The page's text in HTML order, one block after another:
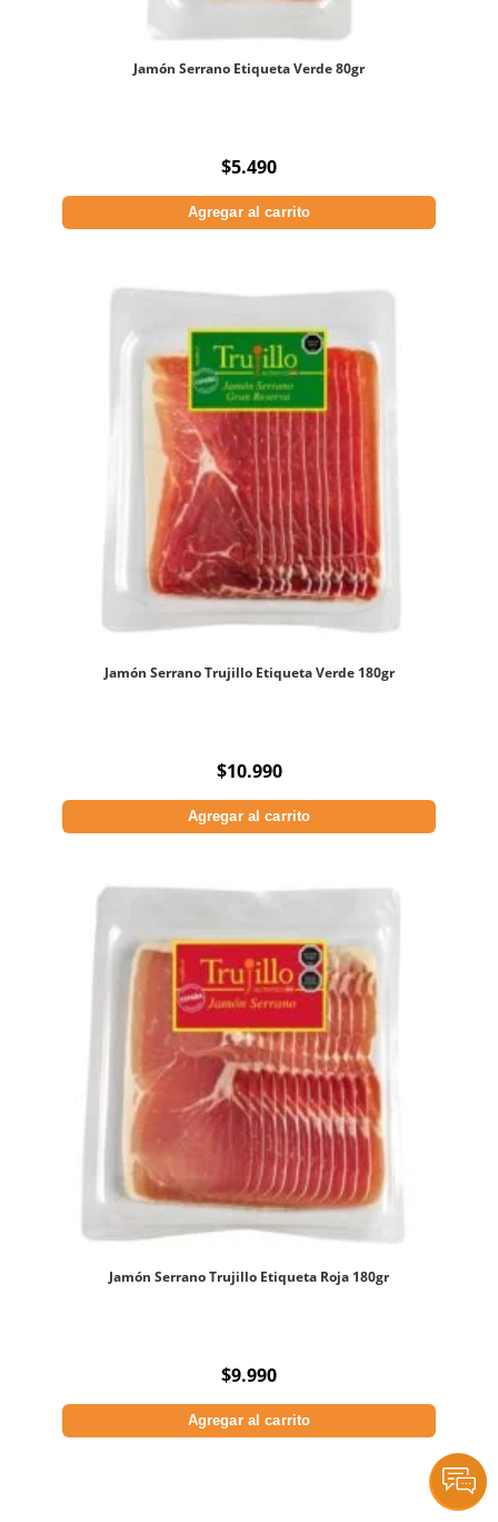
Jamón Serrano Etiqueta Verde 80gr
$5.490
Agregar al carrito
Jamón Serrano Trujillo Etiqueta Verde 180gr
$10.990
Agregar al carrito
Jamón Serrano Trujillo Etiqueta Roja 180gr
$9.990
Agregar al carrito